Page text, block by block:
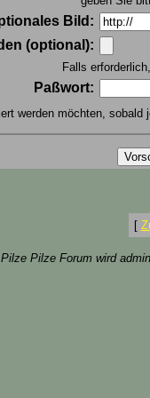
Bild:
(optional):
Falls
Paßwort:
werden möchten,
[
Pilze Pilze Forum wird